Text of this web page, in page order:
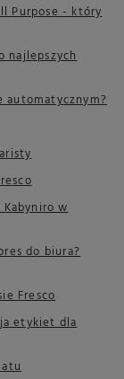
Purpose - który
najlepszych
automatycznym?
Kabyniro w
do biura?
Fresco
etykiet dla